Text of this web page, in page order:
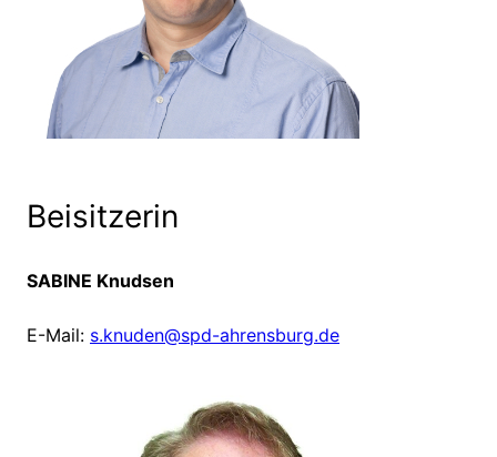
Beisitzerin
SABINE Knudsen
E-Mail: s.knuden@spd-ahrensburg.de